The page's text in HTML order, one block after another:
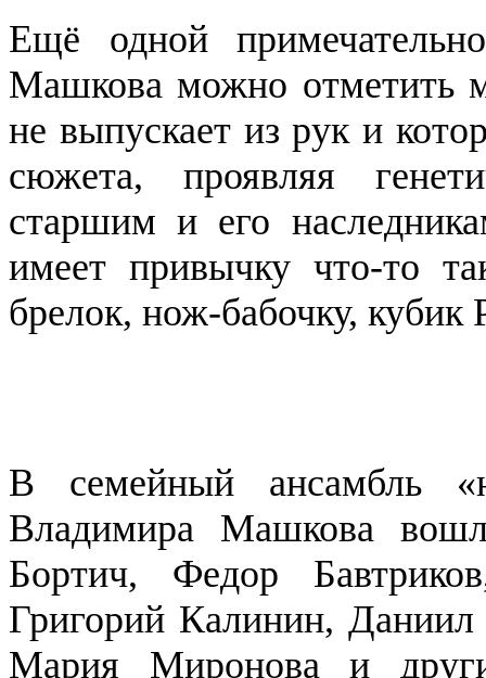
Ещё одной
Машкова можно отметить
не выпускает из рук и
сюжета, проявляя
старшим и его
имеет привычку что-то
брелок, нож-бабочку, кубик
В семейный ансамбль
Владимира Машкова
Бортич, Федор
Григорий Калинин,
Мария Миронова и